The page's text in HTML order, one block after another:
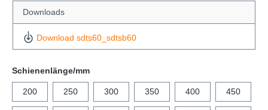
Downloads
Download sdts60_sdtsb60
Schienenlänge/mm
200 250 300 350 400 450